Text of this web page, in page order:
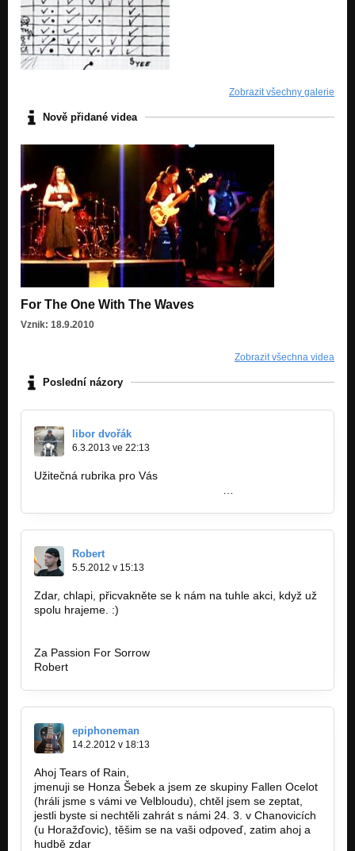
Zobrazit všechny galerie
Nově přidané videa
For The One With The Waves
Vznik: 18.9.2010
Zobrazit všechna videa
Poslední názory
libor dvořák
6.3.2013 ve 22:13
Užitečná rubrika pro Vás
Robert
5.5.2012 v 15:13
Zdar, chlapi, přicvakněte se k nám na tuhle akci, když už
spolu hrajeme. :)
Za Passion For Sorrow
Robert
epiphoneman
14.2.2012 v 18:13
Ahoj Tears of Rain,
jmenuji se Honza Šebek a jsem ze skupiny Fallen Ocelot
(hráli jsme s vámi ve Velbloudu), chtěl jsem se zeptat,
jestli byste si nechtěli zahrát s námi 24. 3. v Chanovicích
(u Horažďovic), těšim se na vaši odpoveď, zatim ahoj a
hudbě zdar